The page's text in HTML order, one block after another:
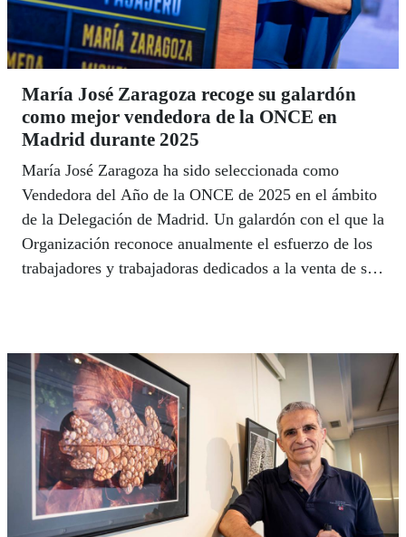
María José Zaragoza recoge su galardón
como mejor vendedora de la ONCE en
Madrid durante 2025
María José Zaragoza ha sido seleccionada como
Vendedora del Año de la ONCE de 2025 en el ámbito
de la Delegación de Madrid. Un galardón con el que la
Organización reconoce anualmente el esfuerzo de los
trabajadores y trabajadoras dedicados a la venta de sus
ONCE.